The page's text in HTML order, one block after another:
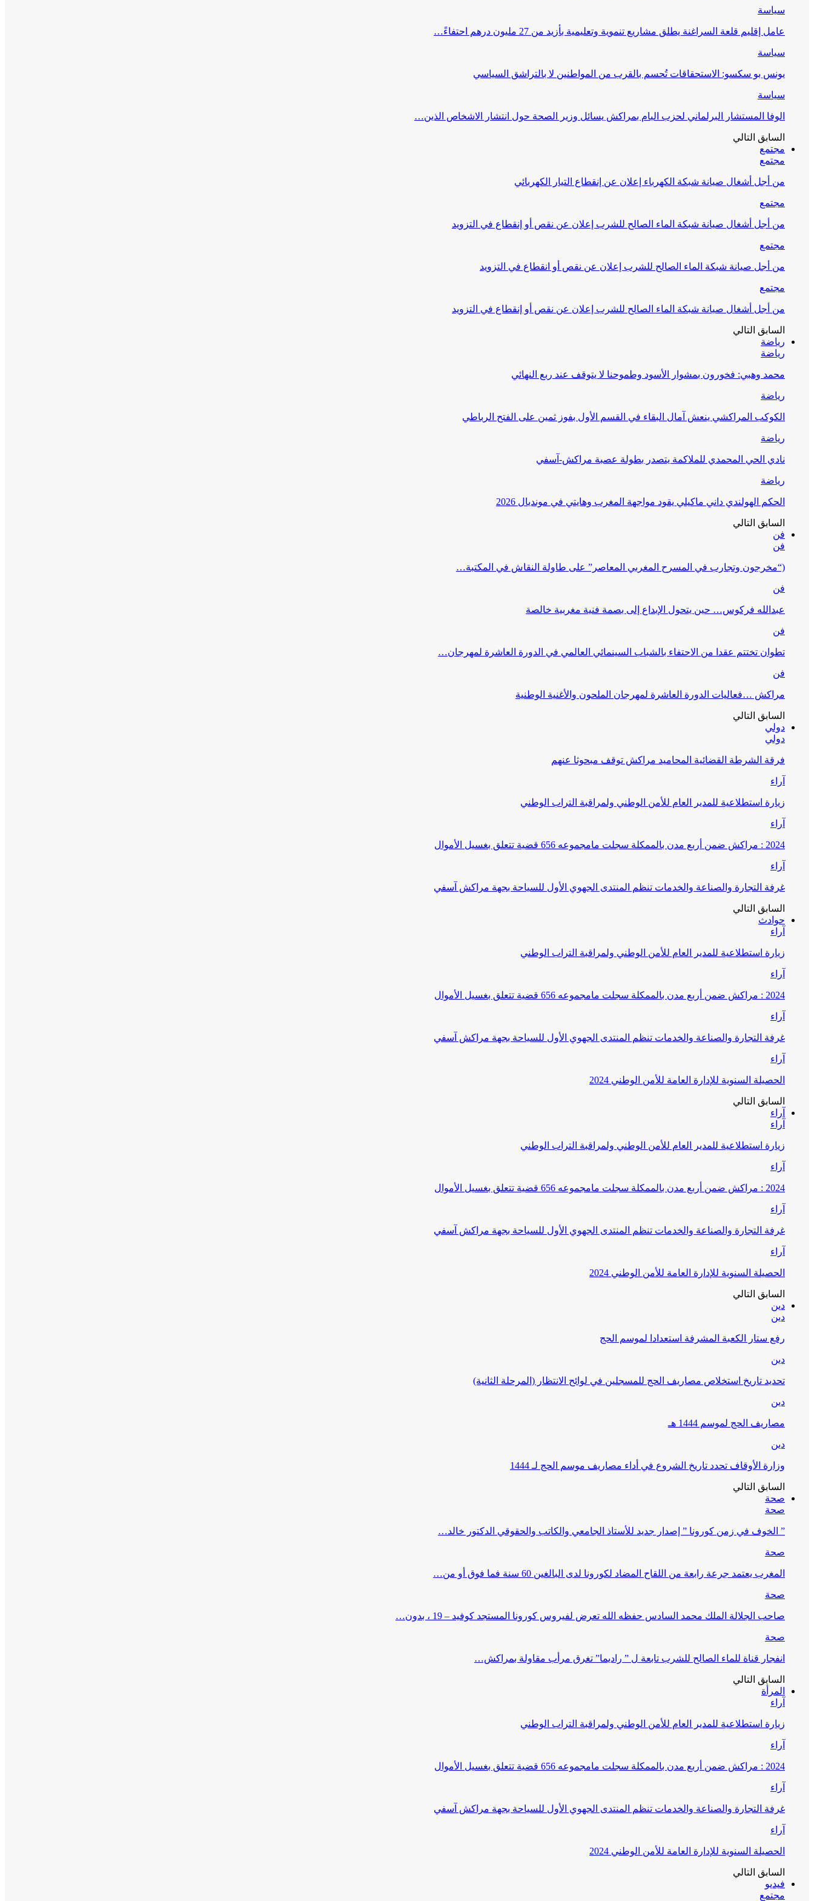
سياسة
عامل إقليم قلعة السراغنة يطلق مشاريع تنموية وتعليمية بأزيد من 27 مليون درهم احتفاءً…
سياسة
يونس بو سكسو: الاستحقاقات تُحسم بالقرب من المواطنين لا بالتراشق السياسي
سياسة
الوفا المستشار البرلماني لحزب البام بمراكش يسائل وزير الصحة حول انتشار الاشخاص الذين…
السابق التالي
مجتمع
مجتمع
من أجل أشغال صيانة شبكة الكهرباء إعلان عن إنقطاع التيار الكهربائي
مجتمع
من أجل أشغال صيانة شبكة الماء الصالح للشرب إعلان عن نقص أو إنقطاع في التزويد
مجتمع
من أجل صيانة شبكة الماء الصالح للشرب إعلان عن نقص أو انقطاع في التزويد
مجتمع
من أجل أشغال صيانة شبكة الماء الصالح للشرب إعلان عن نقص أو إنقطاع في التزويد
السابق التالي
رياضة
رياضة
محمد وهبي: فخورون بمشوار الأسود وطموحنا لا يتوقف عند ربع النهائي
رياضة
الكوكب المراكشي ينعش آمال البقاء في القسم الأول بفوز ثمين على الفتح الرباطي
رياضة
نادي الحي المحمدي للملاكمة يتصدر بطولة عصبة مراكش-آسفي
رياضة
الحكم الهولندي داني ماكيلي يقود مواجهة المغرب وهايتي في مونديال 2026
السابق التالي
فن
فن
(“مخرجون وتجارب في المسرح المغربي المعاصر” على طاولة النقاش في المكتبة…
فن
عبدالله فركوس… حين يتحول الإبداع إلى بصمة فنية مغربية خالصة
فن
تطوان تختتم عقدا من الاحتفاء بالشباب السينمائي العالمي في الدورة العاشرة لمهرجان…
فن
مراكش …فعاليات الدورة العاشرة لمهرجان الملحون والأغنية الوطنية
السابق التالي
دولي
دولي
فرقة الشرطة القضائية المحاميد مراكش توقف مبحوثا عنهم
آراء
زيارة استطلاعية للمدير العام للأمن الوطني ولمراقبة التراب الوطني
آراء
2024 : مراكش ضمن أربع مدن بالممكلة سجلت مامجموعه 656 قضية تتعلق بغسيل الأموال
آراء
غرفة التجارة والصناعة والخدمات تنظم المنتدى الجهوي الأول للسياحة بجهة مراكش آسفي
السابق التالي
حوادث
آراء
زيارة استطلاعية للمدير العام للأمن الوطني ولمراقبة التراب الوطني
آراء
2024 : مراكش ضمن أربع مدن بالممكلة سجلت مامجموعه 656 قضية تتعلق بغسيل الأموال
آراء
غرفة التجارة والصناعة والخدمات تنظم المنتدى الجهوي الأول للسياحة بجهة مراكش آسفي
آراء
الحصيلة السنوية للإدارة العامة للأمن الوطني 2024
السابق التالي
آراء
آراء
زيارة استطلاعية للمدير العام للأمن الوطني ولمراقبة التراب الوطني
آراء
2024 : مراكش ضمن أربع مدن بالممكلة سجلت مامجموعه 656 قضية تتعلق بغسيل الأموال
آراء
غرفة التجارة والصناعة والخدمات تنظم المنتدى الجهوي الأول للسياحة بجهة مراكش آسفي
آراء
الحصيلة السنوية للإدارة العامة للأمن الوطني 2024
السابق التالي
دين
دين
رفع ستار الكعبة المشرفة استعدادا لموسم الحج
دين
تحديد تاريخ استخلاص مصاريف الحج للمسجلين في لوائح الانتظار (المرحلة الثانية)
دين
مصاريف الحج لموسم 1444 هـ
دين
وزارة الأوقاف تحدد تاريخ الشروع في أداء مصاريف موسم الحج لـ 1444
السابق التالي
صحة
صحة
” الخوف في زمن كورونا ” إصدار جديد للأستاذ الجامعي والكاتب والحقوقي الدكتور خالد…
صحة
المغرب يعتمد جرعة رابعة من اللقاح المضاد لكورونا لدى البالغين 60 سنة فما فوق أو من…
صحة
صاحب الجلالة الملك محمد السادس حفظه الله تعرض لفيروس كورونا المستجد كوفيد – 19 ، بدون…
صحة
انفجار قناة للماء الصالح للشرب تابعة ل ” راديما” تغرق مرأب مقاولة بمراكش…
السابق التالي
المرأة
آراء
زيارة استطلاعية للمدير العام للأمن الوطني ولمراقبة التراب الوطني
آراء
2024 : مراكش ضمن أربع مدن بالممكلة سجلت مامجموعه 656 قضية تتعلق بغسيل الأموال
آراء
غرفة التجارة والصناعة والخدمات تنظم المنتدى الجهوي الأول للسياحة بجهة مراكش آسفي
آراء
الحصيلة السنوية للإدارة العامة للأمن الوطني 2024
السابق التالي
فيديو
مجتمع